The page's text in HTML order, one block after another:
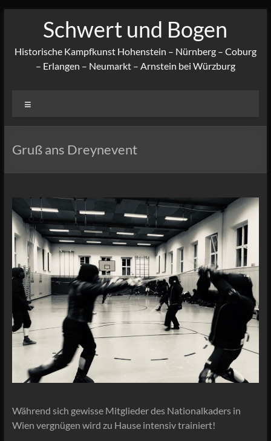
Schwert und Bogen
Historische Kampfkunst Hohenstein – Nürnberg – Coburg
– Erlangen – Neumarkt – Arnstein bei Würzburg
Gruß ans Dreynevent
Während sich gewisse Mitglieder des Nationalkaders in
Wien vergnügen wird zu Hause intensiv trainiert!